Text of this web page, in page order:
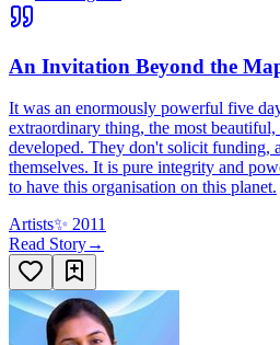
An Invitation Beyond the
It was an enormously powerful five
extraordinary thing, the most beautiful,
developed. They don't solicit funding,
themselves. It is pure integrity and
to have this organisation on this planet.
Artists✨ 2011
Read Story→